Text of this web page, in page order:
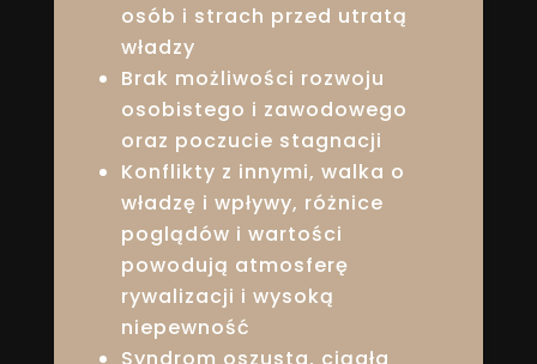
osób i strach przed utratą
władzy
Brak możliwości rozwoju
osobistego i zawodowego
oraz poczucie stagnacji
Konflikty z innymi, walka o
władzę i wpływy, różnice
poglądów i wartości
powodują atmosferę
rywalizacji i wysoką
niepewność
Syndrom oszusta, ciągła